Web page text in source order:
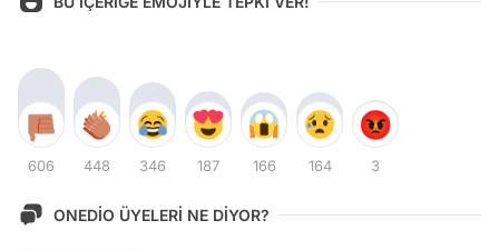
606 448 346 187 166 164 3
ONEDİO ÜYELERİ NE DİYOR?